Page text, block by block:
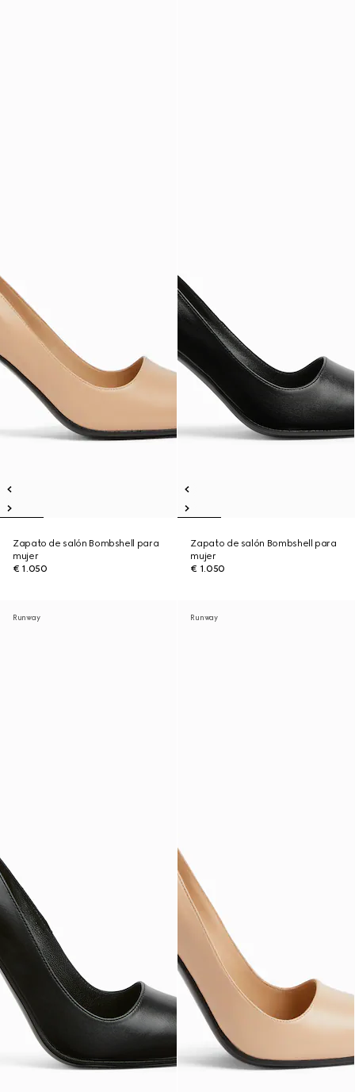
Zapato de salón Bombshell para
mujer
€ 1.050
Zapato de salón Bombshell para
mujer
€ 1.050
Runway Runway